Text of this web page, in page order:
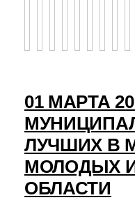
01 МАРТА
ЛУЧШИХ В
МОЛОДЫХ
ОБЛАСТИ